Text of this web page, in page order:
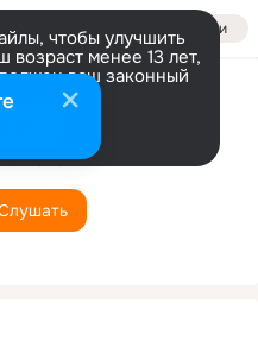
Войти
чтобы улучшить
возраст менее 13 лет,
ваш законный
моя душа